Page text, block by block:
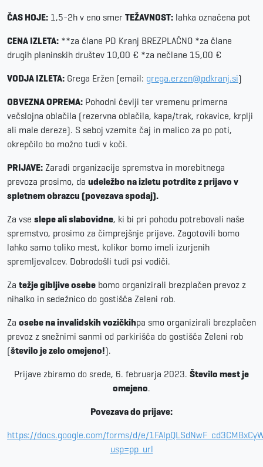
ČAS HOJE: 1,5-2h v eno smer TEŽAVNOST: lahka označena pot
CENA IZLETA: **za člane PD Kranj BREZPLAČNO *za člane
drugih planinskih društev 10,00 € *za nečlane 15,00 €
VODJA IZLETA: Grega Eržen (email: grega.erzen@pdkranj.si)
OBVEZNA OPREMA: Pohodni čevlji ter vremenu primerna
večslojna oblačila (rezervna oblačila, kapa/trak, rokavice, krplji
ali male dereze). S seboj vzemite čaj in malico za po poti,
okrepčilo bo možno tudi v koči.
PRIJAVE: Zaradi organizacije spremstva in morebitnega
prevoza prosimo, da udeležbo na izletu potrdite z prijavo v
spletnem obrazcu (povezava spodaj).
Za vse slepe ali slabovidne, ki bi pri pohodu potrebovali naše
spremstvo, prosimo za čimprejšnje prijave. Zagotovili bomo
lahko samo toliko mest, kolikor bomo imeli izurjenih
spremljevalcev. Dobrodošli tudi psi vodiči.
Za težje gibljive osebe bomo organizirali brezplačen prevoz z
nihalko in sedežnico do gostišča Zeleni rob.
Za osebe na invalidskih vozičkihpa smo organizirali brezplačen
prevoz z snežnimi sanmi od parkirišča do gostišča Zeleni rob
(število je zelo omejeno!).
Prijave zbiramo do srede, 6. februarja 2023. Število mest je
omejeno.
Povezava do prijave:
https://docs.google.com/forms/d/e/
usp=pp_url